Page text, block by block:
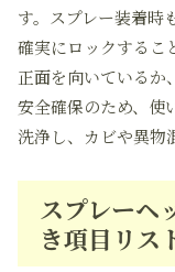
す。スプレー装着時
確実にロックするこ
正面を向いているか
安全確保のため、使
洗浄し、カビや異物
スプレーヘ
き項目リス